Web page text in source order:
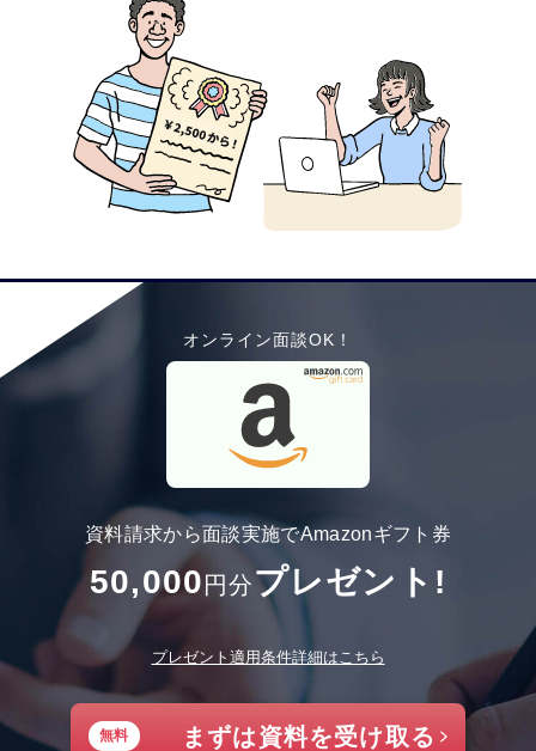
オンライン面談OK！
資料請求から面談実施でAmazonギフト券
50,000 円分プレゼント!
プレゼント適用条件詳細はこちら
無料 まずは資料を受け取る